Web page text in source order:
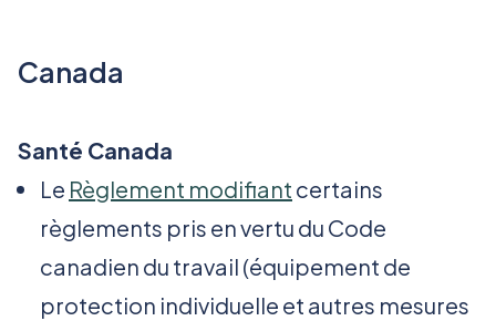
Canada
Santé Canada
Le Règlement modifiant certains
règlements pris en vertu du Code
canadien du travail (équipement de
protection individuelle et autres mesures